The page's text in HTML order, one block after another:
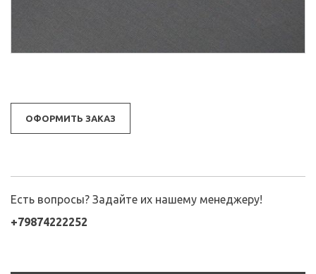
ОФОРМИТЬ ЗАКАЗ
Есть вопросы? Задайте их нашему менеджеру!
+79874222252